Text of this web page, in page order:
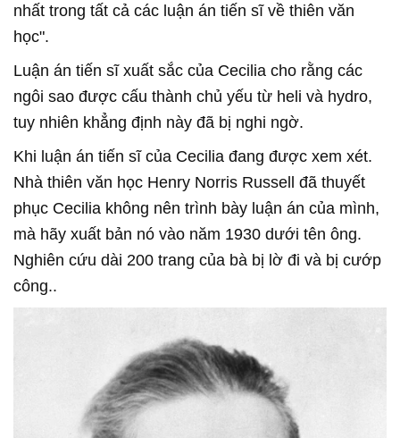
nhất trong tất cả các luận án tiến sĩ về thiên văn
học".
Luận án tiến sĩ xuất sắc của Cecilia cho rằng các
ngôi sao được cấu thành chủ yếu từ heli và hydro,
tuy nhiên khẳng định này đã bị nghi ngờ.
Khi luận án tiến sĩ của Cecilia đang được xem xét.
Nhà thiên văn học Henry Norris Russell đã thuyết
phục Cecilia không nên trình bày luận án của mình,
mà hãy xuất bản nó vào năm 1930 dưới tên ông.
Nghiên cứu dài 200 trang của bà bị lờ đi và bị cướp
công..